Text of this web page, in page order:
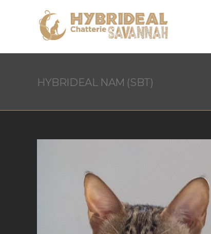
HYBRIDEAL NAM (SBT)